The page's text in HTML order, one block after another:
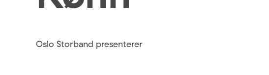
Oslo Storband presenterer